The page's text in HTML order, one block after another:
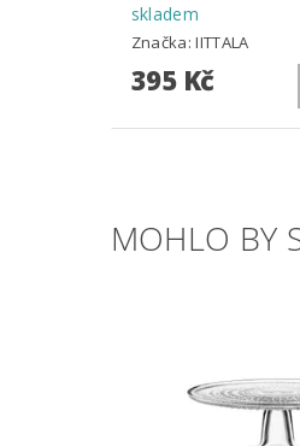
skladem
Značka:IITTALA
395 Kč
MOHLO BY